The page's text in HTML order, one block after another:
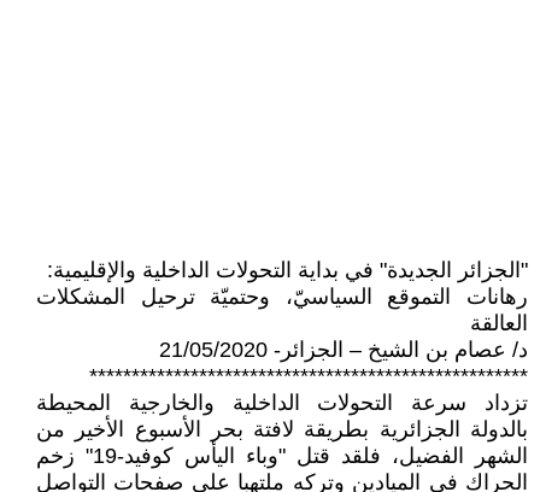
"الجزائر الجديدة" في بداية التحولات الداخلية والإقليمية:
رهانات التموقع السياسيّ، وحتميّة ترحيل المشكلات
العالقة
د/ عصام بن الشيخ – الجزائر- 21/05/2020
****************************************************
تزداد سرعة التحولات الداخلية والخارجية المحيطة
بالدولة الجزائرية بطريقة لافتة بحر الأسبوع الأخير من
الشهر الفضيل، فلقد قتل "وباء اليأس كوفيد-19" زخم
الحراك في الميادين وتركه ملتهبا على صفحات التواصل